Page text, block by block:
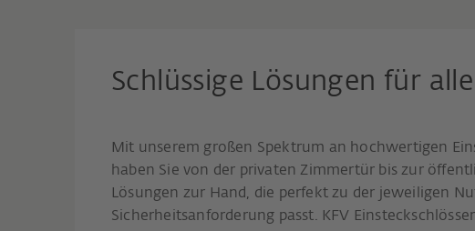
Schlüssige Lösungen für
Mit unserem großen Spektrum an hochwertigen
haben Sie von der privaten Zimmertür bis zur
Lösungen zur Hand, die perfekt zu der jeweiligen
Sicherheitsanforderung passt. KFV